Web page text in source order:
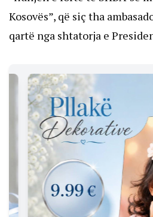
Kosovës”, që siç tha
qartë nga shtatorja e